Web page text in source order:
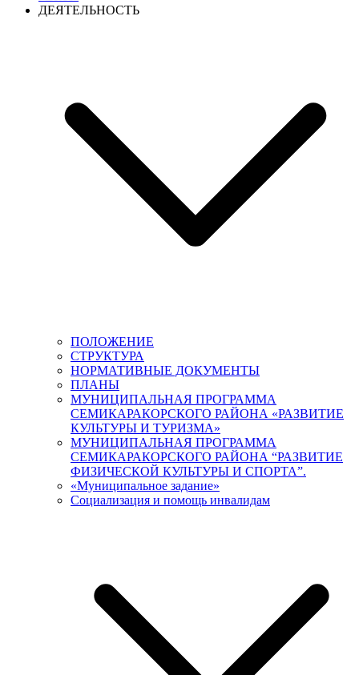
ДЕЯТЕЛЬНОСТЬ
ПОЛОЖЕНИЕ
СТРУКТУРА
НОРМАТИВНЫЕ ДОКУМЕНТЫ
ПЛАНЫ
МУНИЦИПАЛЬНАЯ ПРОГРАММА
СЕМИКАРАКОРСКОГО РАЙОНА «РАЗВИТИЕ
КУЛЬТУРЫ И ТУРИЗМА»
МУНИЦИПАЛЬНАЯ ПРОГРАММА
СЕМИКАРАКОРСКОГО РАЙОНА “РАЗВИТИЕ
ФИЗИЧЕСКОЙ КУЛЬТУРЫ И СПОРТА”.
«Муниципальное задание»
Социализация и помощь инвалидам